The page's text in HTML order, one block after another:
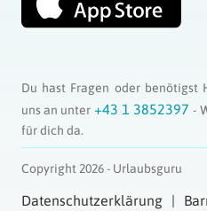
Du hast Fragen oder benötigst
uns an unter +43 1 3852397-
für dich da.
Copyright 2026 - Urlaubsguru
Datenschutzerklärung